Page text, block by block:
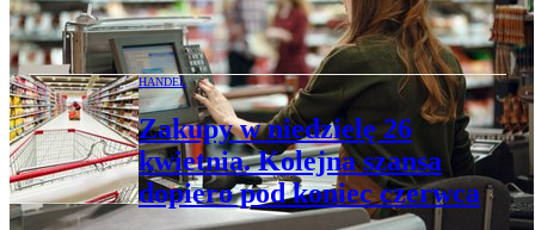
tłumaczy
HANDEL
Zakupy w niedzielę 26
kwietnia. Kolejna szansa
dopiero pod koniec czerwca